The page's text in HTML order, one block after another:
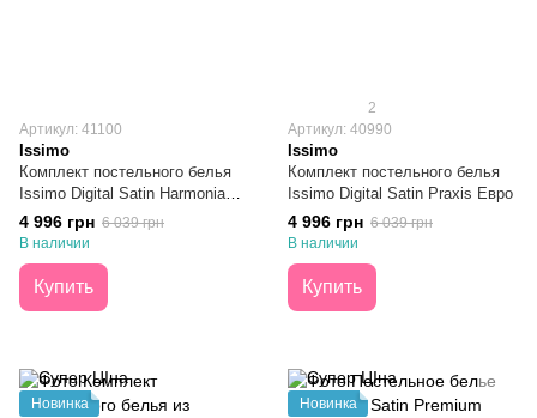
Артикул: 41100
Issimo
Комплект постельного белья
Issimo Digital Satin Harmonia
Евро
4 996 грн 6 039 грн
В наличии
Купить
2
Артикул: 40990
Issimo
Комплект постельного белья
Issimo Digital Satin Praxis Евро
4 996 грн 6 039 грн
В наличии
Купить
Новинка
Новинка